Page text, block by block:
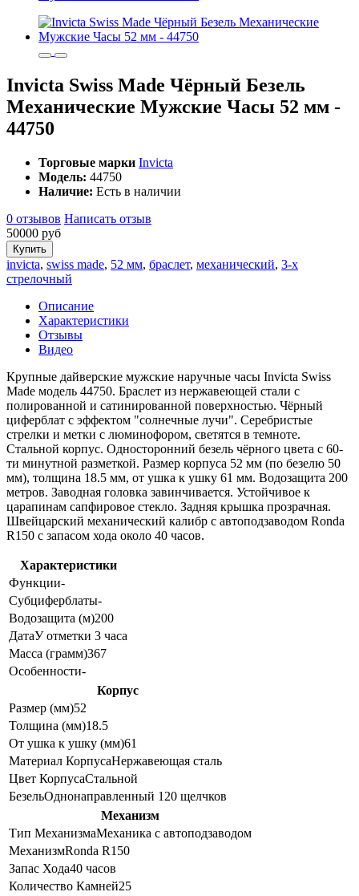
Invicta Swiss Made Чёрный Безель
Механические Мужские Часы 52 мм -
44750
Торговые марки Invicta
Модель: 44750
Наличие: Есть в наличии
0 отзывов Написать отзыв
50000 руб
Купить
invicta, swiss made, 52 мм, браслет, механический, 3-х
стрелочный
Описание
Характеристики
Отзывы
Видео
Крупные дайверские мужские наручные часы Invicta Swiss
Made модель 44750. Браслет из нержавеющей стали с
полированной и сатинированной поверхностью. Чёрный
циферблат с эффектом "солнечные лучи". Серебристые
стрелки и метки с люминофором, светятся в темноте.
Стальной корпус. Односторонний безель чёрного цвета с 60-
ти минутной разметкой. Размер корпуса 52 мм (по безелю 50
мм), толщина 18.5 мм, от ушка к ушку 61 мм. Водозащита 200
метров. Заводная головка завинчивается. Устойчивое к
царапинам сапфировое стекло. Задняя крышка прозрачная.
Швейцарский механический калибр с автоподзаводом Ronda
R150 с запасом хода около 40 часов.
Характеристики
Функции-
Субциферблаты-
Водозащита (м)200
ДатаУ отметки 3 часа
Масса (грамм)367
Особенности-
Корпус
Размер (мм)52
Толщина (мм)18.5
От ушка к ушку (мм)61
Материал КорпусаНержавеющая сталь
Цвет КорпусаСтальной
БезельОднонаправленный 120 щелчков
Механизм
Тип МеханизмаМеханика с автоподзаводом
МеханизмRonda R150
Запас Хода40 часов
Количество Камней25